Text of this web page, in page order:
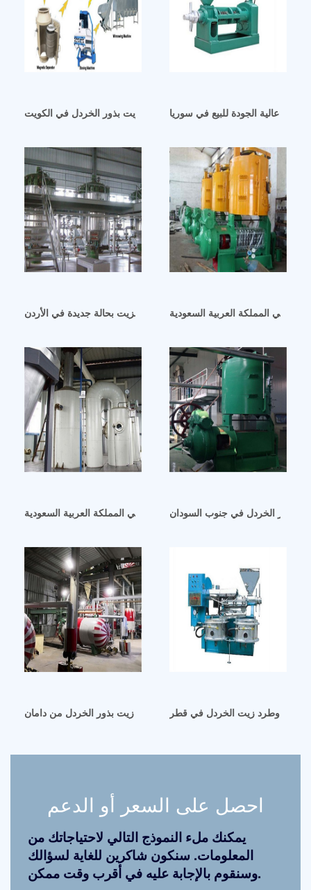
معصرة زيت السمسم وزيت بذور الخردل في الكويت
عالية الجودة للبيع في سوريا
ماكينة زيت الخردل و مطحنة الزيت بحالة جديدة في الأردن
في المملكة العربية السعودية
آلة عصر زيت الخردل اللولبية في المملكة العربية السعودية
بذور الخردل في جنوب السودان
آلة استخلاص زيت بذور الخردل من دامانوطرد زيت الخردل في قطر
احصل على السعر أو الدعم
يمكنك ملء النموذج التالي لاحتياجاتك من
المعلومات. سنكون شاكرين للغاية لسؤالك
وسنقوم بالإجابة عليه في أقرب وقت ممكن.